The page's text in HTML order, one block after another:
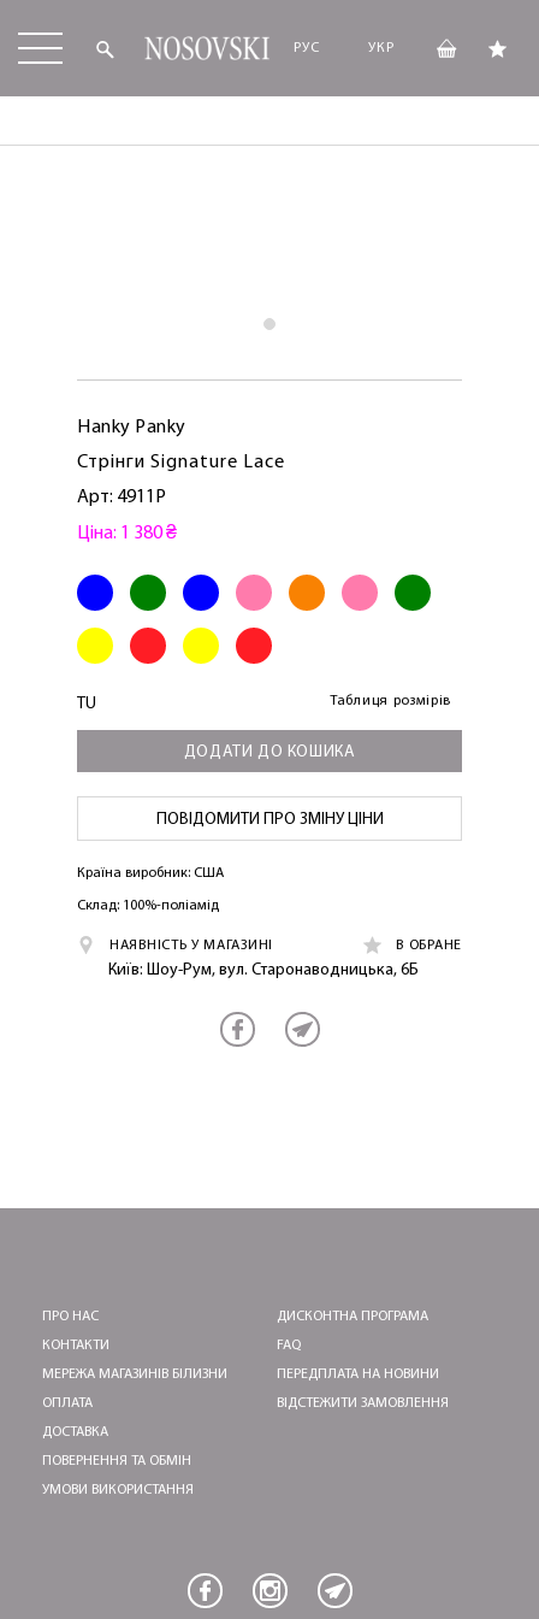
РУС УКР
Hanky ​​Panky
Стрінги Signature Lace
Арт: 4911P
Ціна: 1 380 ₴
TU Таблиця розмірів
ДОДАТИ ДО КОШИКА
ПОВІДОМИТИ ПРО ЗМІНУ ЦІНИ
Країна виробник: США
Склад: 100%-поліамід
НАЯВНІСТЬ У МАГАЗИНІ В ОБРАНЕ
Київ: Шоу-Рум, вул. Старонаводницька, 6Б
ПРО НАС
КОНТАКТИ
МЕРЕЖА МАГАЗИНІВ БІЛИЗНИ
ОПЛАТА
ДОСТАВКА
ПОВЕРНЕННЯ ТА ОБМІН
УМОВИ ВИКОРИСТАННЯ
ДИСКОНТНА ПРОГРАМА
FAQ
ПЕРЕДПЛАТА НА НОВИНИ
ВІДСТЕЖИТИ ЗАМОВЛЕННЯ
ЛАСКАВО ПРОСИМО ДО
NOSOVSKI.COM! ПРИЙМІТЬ ВІД НАС
ПРИВІТНИЙ БОНУС - ЗНИЖКУ НА
ПЕРШЕ ПОКУПКУ